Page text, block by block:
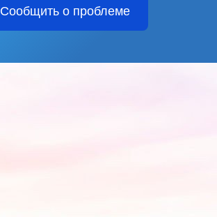
Сообщить о проблеме